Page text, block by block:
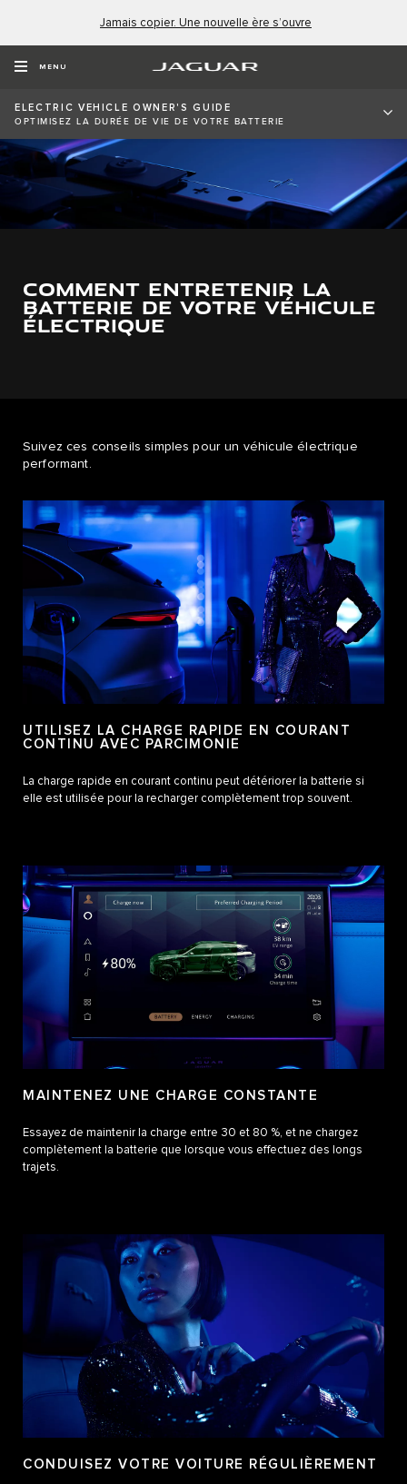
Jamais copier. Une nouvelle ère s’ouvre
MENU
ELECTRIC VEHICLE OWNER'S GUIDE
OPTIMISEZ LA DURÉE DE VIE DE VOTRE BATTERIE
COMMENT ENTRETENIR LA
BATTERIE DE VOTRE VÉHICULE
ÉLECTRIQUE
Suivez ces conseils simples pour un véhicule électrique
performant.
UTILISEZ LA CHARGE RAPIDE EN COURANT
CONTINU AVEC PARCIMONIE
La charge rapide en courant continu peut détériorer la batterie si
elle est utilisée pour la recharger complètement trop souvent.
MAINTENEZ UNE CHARGE CONSTANTE
Essayez de maintenir la charge entre 30 et 80 %, et ne chargez
complètement la batterie que lorsque vous effectuez des longs
trajets.
CONDUISEZ VOTRE VOITURE RÉGULIÈREMENT